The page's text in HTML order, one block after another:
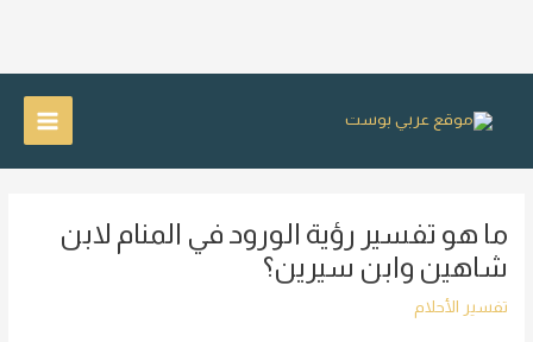
Main
ما هو تفسير رؤية الورود في المنام لابن
شاهين وابن سيرين؟
تفسير الأحلام